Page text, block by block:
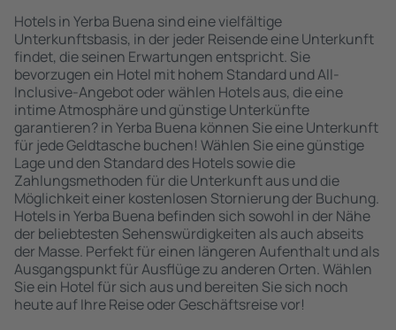
Hotels in Yerba Buena sind eine vielfältige
Unterkunftsbasis, in der jeder Reisende eine Unterkunft
findet, die seinen Erwartungen entspricht. Sie
bevorzugen ein Hotel mit hohem Standard und All-
Inclusive-Angebot oder wählen Hotels aus, die eine
intime Atmosphäre und günstige Unterkünfte
garantieren? in Yerba Buena können Sie eine Unterkunft
für jede Geldtasche buchen! Wählen Sie eine günstige
Lage und den Standard des Hotels sowie die
Zahlungsmethoden für die Unterkunft aus und die
Möglichkeit einer kostenlosen Stornierung der Buchung.
Hotels in Yerba Buena befinden sich sowohl in der Nähe
der beliebtesten Sehenswürdigkeiten als auch abseits
der Masse. Perfekt für einen längeren Aufenthalt und als
Ausgangspunkt für Ausflüge zu anderen Orten. Wählen
Sie ein Hotel für sich aus und bereiten Sie sich noch
heute auf Ihre Reise oder Geschäftsreise vor!